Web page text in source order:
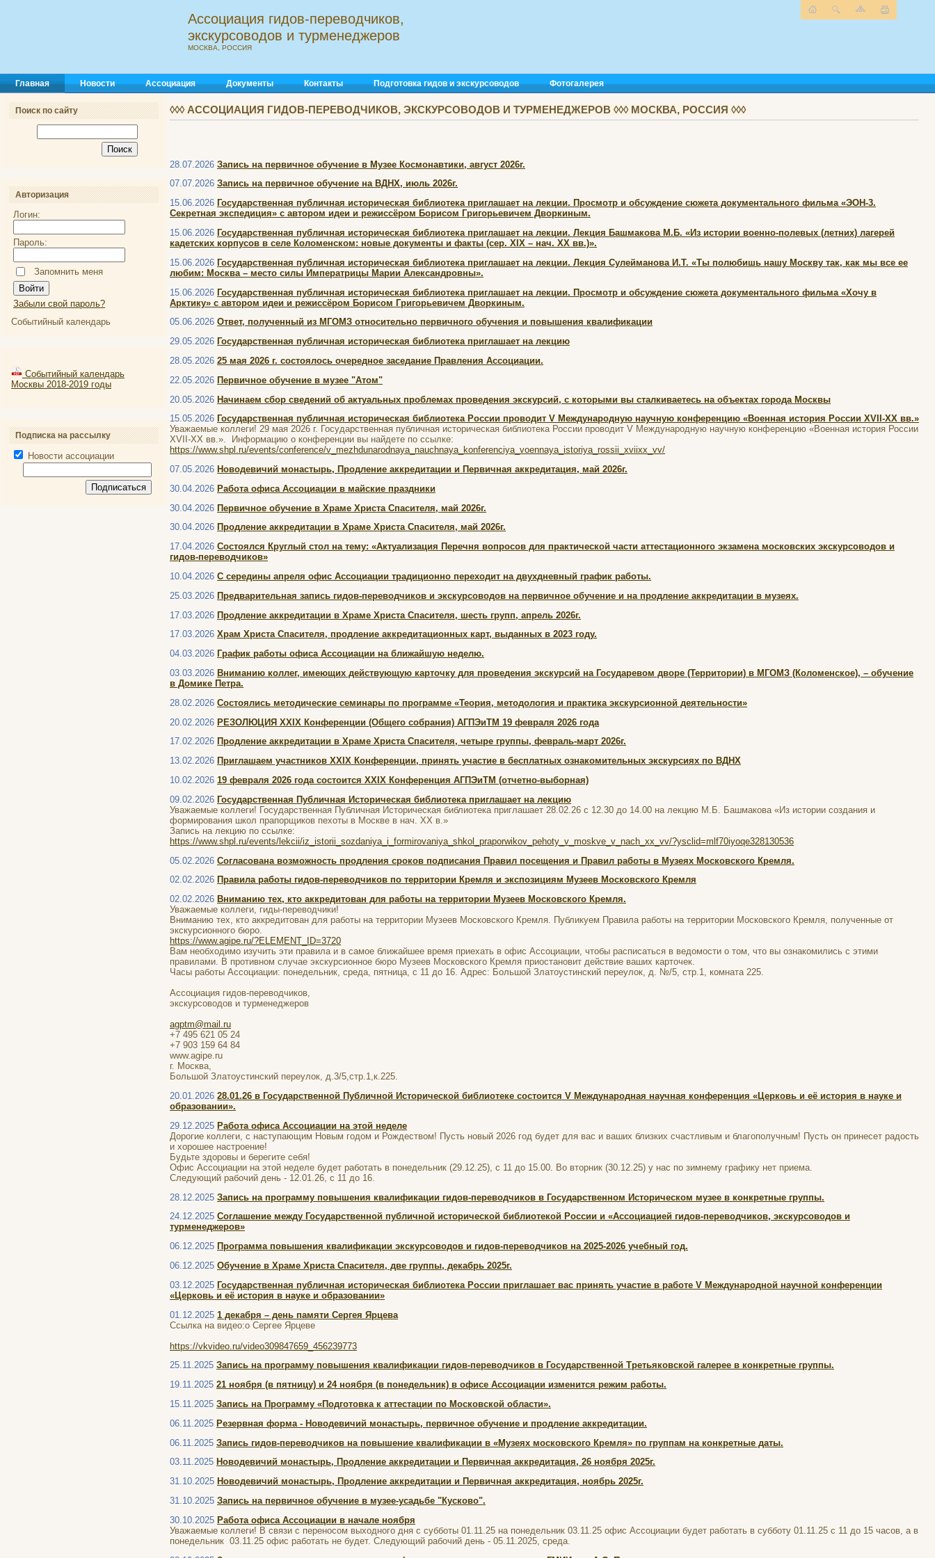
Ассоциация гидов-переводчиков,
экскурсоводов и турменеджеров
МОСКВА, РОССИЯ
Главная Новости Ассоциация Документы Контакты Подготовка гидов и экскурсоводов Фотогалерея
Поиск по сайту
Авторизация
Логин:
Пароль:
Запомнить меня
Забыли свой пароль?
Событийный календарь
Событийный календарь
Москвы 2018-2019 годы
Подписка на рассылку
Новости ассоциации
◊◊◊ АССОЦИАЦИЯ ГИДОВ-ПЕРЕВОДЧИКОВ, ЭКСКУРСОВОДОВ И ТУРМЕНЕДЖЕРОВ ◊◊◊ МОСКВА, РОССИЯ ◊◊◊
28.07.2026 Запись на первичное обучение в Музее Космонавтики, август 2026г.
07.07.2026 Запись на первичное обучение на ВДНХ, июль 2026г.
15.06.2026 Государственная публичная историческая библиотека приглашает на лекции. Просмотр и обсуждение сюжета документального фильма «ЭОН-3.
Секретная экспедиция» с автором идеи и режиссёром Борисом Григорьевичем Дворкиным.
15.06.2026 Государственная публичная историческая библиотека приглашает на лекции. Лекция Башмакова М.Б. «Из истории военно-полевых (летних) лагерей
кадетских корпусов в селе Коломенском: новые документы и факты (сер. XIX – нач. XX вв.)».
15.06.2026 Государственная публичная историческая библиотека приглашает на лекции. Лекция Сулейманова И.Т. «Ты полюбишь нашу Москву так, как мы все ее
любим: Москва – место силы Императрицы Марии Александровны».
15.06.2026 Государственная публичная историческая библиотека приглашает на лекции. Просмотр и обсуждение сюжета документального фильма «Хочу в
Арктику» с автором идеи и режиссёром Борисом Григорьевичем Дворкиным.
05.06.2026 Ответ, полученный из МГОМЗ относительно первичного обучения и повышения квалификации
29.05.2026 Государственная публичная историческая библиотека приглашает на лекцию
28.05.2026 25 мая 2026 г. состоялось очередное заседание Правления Ассоциации.
22.05.2026 Первичное обучение в музее "Атом"
20.05.2026 Начинаем сбор сведений об актуальных проблемах проведения экскурсий, с которыми вы сталкиваетесь на объектах города Москвы
15.05.2026 Государственная публичная историческая библиотека России проводит V Международную научную конференцию «Военная история России XVII-XX вв.»
Уважаемые коллеги! 29 мая 2026 г. Государственная публичная историческая библиотека России проводит V Международную научную конференцию «Военная история России
XVII-XX вв.». Информацию о конференции вы найдете по ссылке:
https://www.shpl.ru/events/conference/v_mezhdunarodnaya_nauchnaya_konferenciya_voennaya_istoriya_rossii_xviixx_vv/
07.05.2026 Новодевичий монастырь, Продление аккредитации и Первичная аккредитация, май 2026г.
30.04.2026 Работа офиса Ассоциации в майские праздники
30.04.2026 Первичное обучение в Храме Христа Спасителя, май 2026г.
30.04.2026 Продление аккредитации в Храме Христа Спасителя, май 2026г.
17.04.2026 Состоялся Круглый стол на тему: «Актуализация Перечня вопросов для практической части аттестационного экзамена московских экскурсоводов и
гидов-переводчиков»
10.04.2026 С середины апреля офис Ассоциации традиционно переходит на двухдневный график работы.
25.03.2026 Предварительная запись гидов-переводчиков и экскурсоводов на первичное обучение и на продление аккредитации в музеях.
17.03.2026 Продление аккредитации в Храме Христа Спасителя, шесть групп, апрель 2026г.
17.03.2026 Храм Христа Спасителя, продление аккредитационных карт, выданных в 2023 году.
04.03.2026 График работы офиса Ассоциации на ближайшую неделю.
03.03.2026 Вниманию коллег, имеющих действующую карточку для проведения экскурсий на Государевом дворе (Территории) в МГОМЗ (Коломенское), – обучение
в Домике Петра.
28.02.2026 Состоялись методические семинары по программе «Теория, методология и практика экскурсионной деятельности»
20.02.2026 РЕЗОЛЮЦИЯ XXIX Конференции (Общего собрания) АГПЭиТМ 19 февраля 2026 года
17.02.2026 Продление аккредитации в Храме Христа Спасителя, четыре группы, февраль-март 2026г.
13.02.2026 Приглашаем участников XXIX Конференции, принять участие в бесплатных ознакомительных экскурсиях по ВДНХ
10.02.2026 19 февраля 2026 года состоится XXIX Конференция АГПЭиТМ (отчетно-выборная)
09.02.2026 Государственная Публичная Историческая библиотека приглашает на лекцию
Уважаемые коллеги! Государственная Публичная Историческая библиотека приглашает 28.02.26 с 12.30 до 14.00 на лекцию М.Б. Башмакова «Из истории создания и
формирования школ прапорщиков пехоты в Москве в нач. XX в.»
Запись на лекцию по ссылке:
https://www.shpl.ru/events/lekcii/iz_istorii_sozdaniya_i_formirovaniya_shkol_praporwikov_pehoty_v_moskve_v_nach_xx_vv/?ysclid=mlf70iyoqe328130536
05.02.2026 Согласована возможность продления сроков подписания Правил посещения и Правил работы в Музеях Московского Кремля.
02.02.2026 Правила работы гидов-переводчиков по территории Кремля и экспозициям Музеев Московского Кремля
02.02.2026 Вниманию тех, кто аккредитован для работы на территории Музеев Московского Кремля.
Уважаемые коллеги, гиды-переводчики!
Вниманию тех, кто аккредитован для работы на территории Музеев Московского Кремля. Публикуем Правила работы на территории Московского Кремля, полученные от
экскурсионного бюро.
https://www.agipe.ru/?ELEMENT_ID=3720
Вам необходимо изучить эти правила и в самое ближайшее время приехать в офис Ассоциации, чтобы расписаться в ведомости о том, что вы ознакомились с этими
правилами. В противном случае экскурсионное бюро Музеев Московского Кремля приостановит действие ваших карточек.
Часы работы Ассоциации: понедельник, среда, пятница, с 11 до 16. Адрес: Большой Златоустинский переулок, д. №/5, стр.1, комната 225.
Ассоциация гидов-переводчиков,
экскурсоводов и турменеджеров
agptm@mail.ru
+7 495 621 05 24
+7 903 159 64 84
www.agipe.ru
г. Москва,
Большой Златоустинский переулок, д.3/5,стр.1,к.225.
20.01.2026 28.01.26 в Государственной Публичной Исторической библиотеке состоится V Международная научная конференция «Церковь и её история в науке и
образовании».
29.12.2025 Работа офиса Ассоциации на этой неделе
Дорогие коллеги, с наступающим Новым годом и Рождеством! Пусть новый 2026 год будет для вас и ваших близких счастливым и благополучным! Пусть он принесет радость
и хорошее настроение!
Будьте здоровы и берегите себя!
Офис Ассоциации на этой неделе будет работать в понедельник (29.12.25), с 11 до 15.00. Во вторник (30.12.25) у нас по зимнему графику нет приема.
Следующий рабочий день - 12.01.26, с 11 до 16.
28.12.2025 Запись на программу повышения квалификации гидов-переводчиков в Государственном Историческом музее в конкретные группы.
24.12.2025 Соглашение между Государственной публичной исторической библиотекой России и «Ассоциацией гидов-переводчиков, экскурсоводов и
турменеджеров»
06.12.2025 Программа повышения квалификации экскурсоводов и гидов-переводчиков на 2025-2026 учебный год.
06.12.2025 Обучение в Храме Христа Спасителя, две группы, декабрь 2025г.
03.12.2025 Государственная публичная историческая библиотека России приглашает вас принять участие в работе V Международной научной конференции
«Церковь и её история в науке и образовании»
01.12.2025 1 декабря – день памяти Сергея Ярцева
Ссылка на видео:о Сергее Ярцеве
https://vkvideo.ru/video309847659_456239773
25.11.2025 Запись на программу повышения квалификации гидов-переводчиков в Государственной Третьяковской галерее в конкретные группы.
19.11.2025 21 ноября (в пятницу) и 24 ноября (в понедельник) в офисе Ассоциации изменится режим работы.
15.11.2025 Запись на Программу «Подготовка к аттестации по Московской области».
06.11.2025 Резервная форма - Новодевичий монастырь, первичное обучение и продление аккредитации.
06.11.2025 Запись гидов-переводчиков на повышение квалификации в «Музеях московского Кремля» по группам на конкретные даты.
03.11.2025 Новодевичий монастырь, Продление аккредитации и Первичная аккредитация, 26 ноября 2025г.
31.10.2025 Новодевичий монастырь, Продление аккредитации и Первичная аккредитация, ноябрь 2025г.
31.10.2025 Запись на первичное обучение в музее-усадьбе "Кусково".
30.10.2025 Работа офиса Ассоциации в начале ноября
Уважаемые коллеги! В связи с переносом выходного дня с субботы 01.11.25 на понедельник 03.11.25 офис Ассоциации будет работать в субботу 01.11.25 с 11 до 15 часов, а в
понедельник 03.11.25 офис работать не будет. Следующий рабочий день - 05.11.2025, среда.